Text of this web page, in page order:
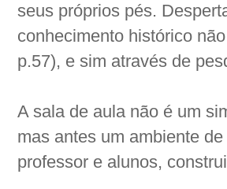
seus próprios pés.
conhecimento histórico
p.57), e sim através de
A sala de aula não é um
mas antes um ambiente
professor e alunos,